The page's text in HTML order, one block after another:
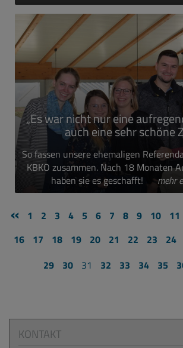
„Es war nicht nur eine
auch eine sehr schöne
So fassen unsere ehemaligen
KBKO zusammen. Nach 18 Monaten
haben sie es geschafft!
mehr
« 1 2 3 4 5 6 7 8 9 10 11
16
17 18 19 20 21 22 23 24
29
30 31 32 33 34 35
KONTAKT